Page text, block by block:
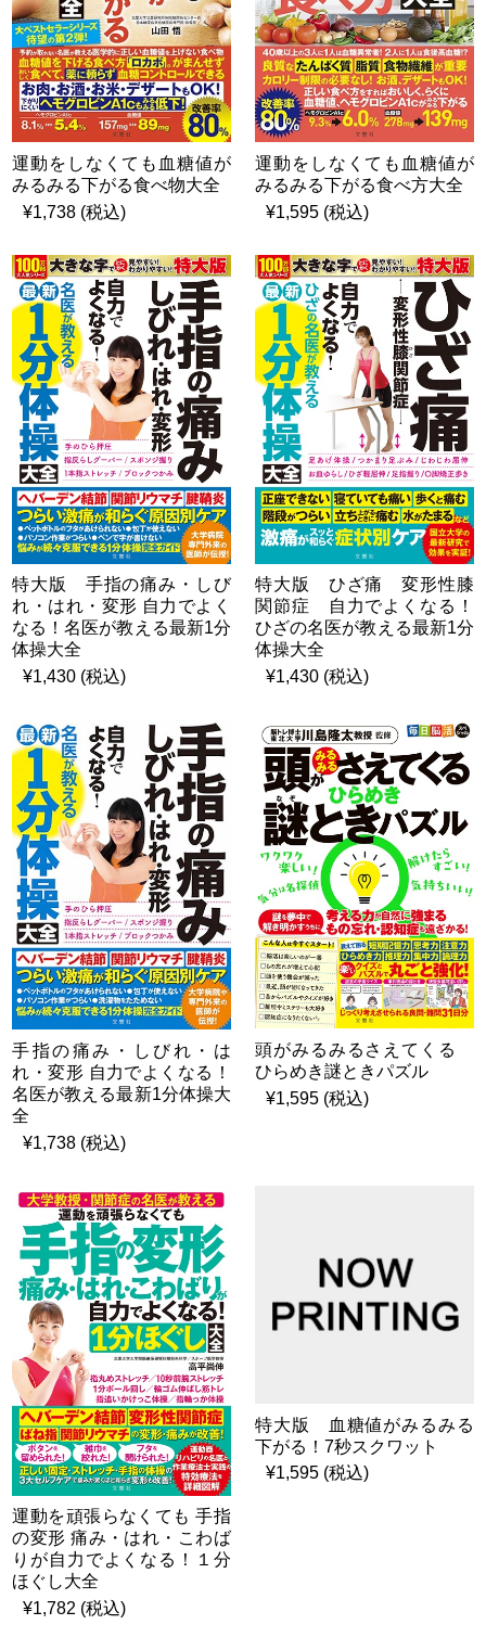
運動をしなくても血糖値が
みるみる下がる食べ物大全
¥1,738 (税込)
運動をしなくても血糖値が
みるみる下がる食べ方大全
¥1,595 (税込)
特大版 手指の痛み・しび
れ・はれ・変形 自力でよく
なる！名医が教える最新1分
体操大全
¥1,430 (税込)
特大版 ひざ痛 変形性膝
関節症 自力でよくなる！
ひざの名医が教える最新1分
体操大全
¥1,430 (税込)
手指の痛み・しびれ・は
れ・変形 自力でよくなる！
名医が教える最新1分体操大
全
¥1,738 (税込)
頭がみるみるさえてくる
ひらめき謎ときパズル
¥1,595 (税込)
運動を頑張らなくても 手指
の変形 痛み・はれ・こわば
りが自力でよくなる！１分
ほぐし大全
¥1,782 (税込)
特大版 血糖値がみるみる
下がる！7秒スクワット
¥1,595 (税込)